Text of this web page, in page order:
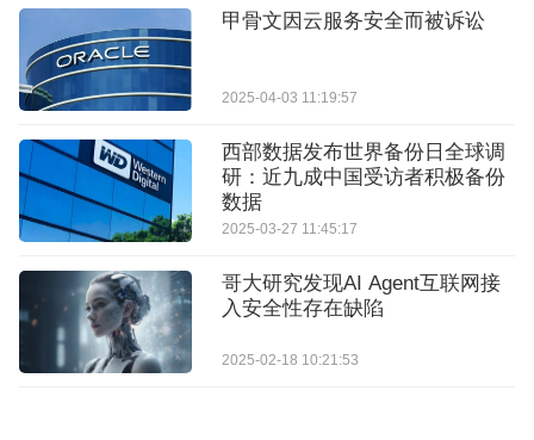
甲骨文因云服务安全而被诉讼
2025-04-03 11:19:57
西部数据发布世界备份日全球调
研：近九成中国受访者积极备份
数据
2025-03-27 11:45:17
​哥大研究发现AI Agent互联网接
入安全性存在缺陷
2025-02-18 10:21:53